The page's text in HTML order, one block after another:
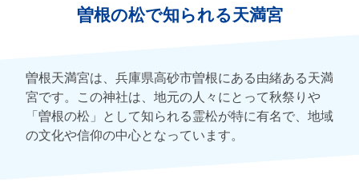
曽根の松で知られる天満宮
曽根天満宮は、兵庫県高砂市曽根にある由緒ある天満
宮です。この神社は、地元の人々にとって秋祭りや
「曽根の松」として知られる霊松が特に有名で、地域
の文化や信仰の中心となっています。